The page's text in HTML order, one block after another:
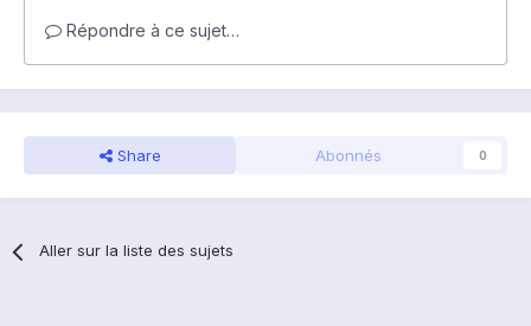
Répondre à ce sujet…
Share Abonnés 0
Aller sur la liste des sujets